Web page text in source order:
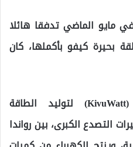
مايو الماضي تدفقا هائلا
بحيرة كيفو بأكملها، كان
وتقع محطة “كيفوواط” (KivuWatt) لتوليد الطاقة
التصدع الكبرى، بين رواندا